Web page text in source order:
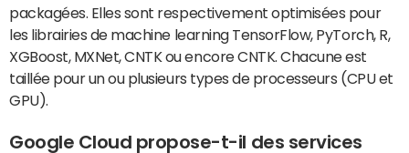
packagées. Elles sont respectivement optimisées pour
les librairies de machine learning TensorFlow, PyTorch, R,
XGBoost, MXNet, CNTK ou encore CNTK. Chacune est
taillée pour un ou plusieurs types de processeurs (CPU et
GPU).
Google Cloud propose-t-il des services